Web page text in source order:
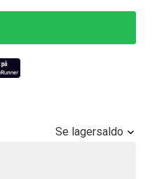
Se lagersaldo